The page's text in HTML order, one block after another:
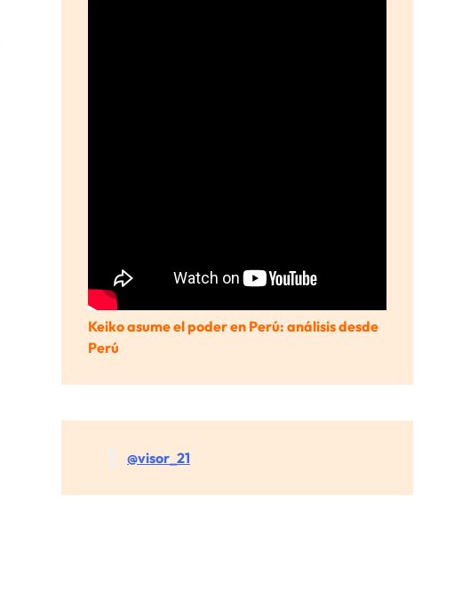
Keiko asume el poder en Perú: análisis desde
Perú
@visor_21